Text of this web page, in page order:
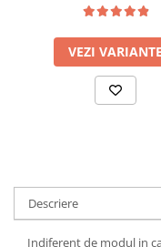
VEZI VARIANTE
Descriere
Indiferent de modul in